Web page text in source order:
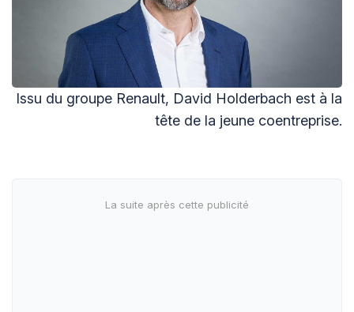
Issu du groupe Renault, David Holderbach est à la
tête de la jeune coentreprise.